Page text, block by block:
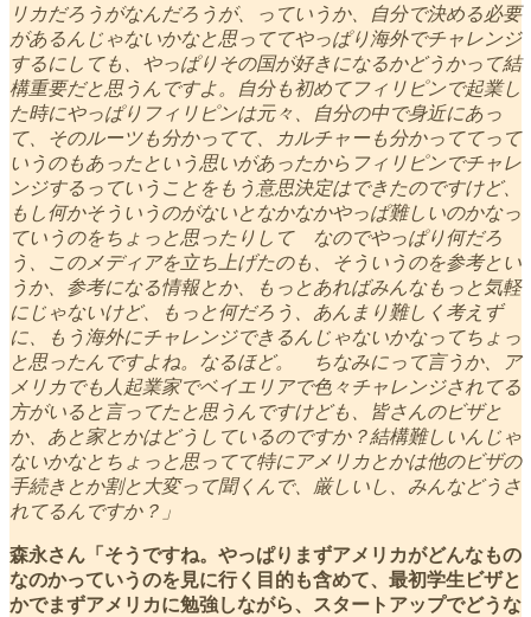
リカだろうがなんだろうが、っていうか、自分で決める必要
があるんじゃないかなと思っててやっぱり海外でチャレンジ
するにしても、やっぱりその国が好きになるかどうかって結
構重要だと思うんですよ。自分も初めてフィリピンで起業し
た時にやっぱりフィリピンは元々、自分の中で身近にあっ
て、そのルーツも分かってて、カルチャーも分かっててって
いうのもあったという思いがあったからフィリピンでチャレ
ンジするっていうことをもう意思決定はできたのですけど、
もし何かそういうのがないとなかなかやっぱ難しいのかなっ
ていうのをちょっと思ったりして なのでやっぱり何だろ
う、このメディアを立ち上げたのも、そういうのを参考とい
うか、参考になる情報とか、もっとあればみんなもっと気軽
にじゃないけど、もっと何だろう、あんまり難しく考えず
に、もう海外にチャレンジできるんじゃないかなってちょっ
と思ったんですよね。なるほど。 ちなみにって言うか、ア
メリカでも人起業家でベイエリアで色々チャレンジされてる
方がいると言ってたと思うんですけども、皆さんのビザと
か、あと家とかはどうしているのですか？結構難しいんじゃ
ないかなとちょっと思ってて特にアメリカとかは他のビザの
手続きとか割と大変って聞くんで、厳しいし、みんなどうさ
れてるんですか？」
森永さん「そうですね。やっぱりまずアメリカがどんなもの
なのかっていうのを見に行く目的も含めて、最初学生ビザと
かでまずアメリカに勉強しながら、スタートアップでどうな